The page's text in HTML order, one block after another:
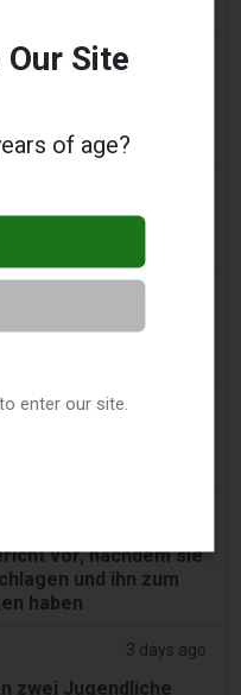
3 days ago
Vape-Skandal
Führungskräfte
Gericht wegen
3 days ago
vor, nachdem sie
und ihn zum
haben
3 days ago
zwei Jugendliche
Site
of age?
enter our site.